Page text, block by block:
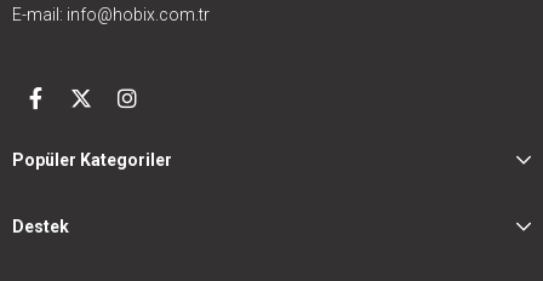
E-mail: info@hobix.com.tr
Popüler Kategoriler
Destek